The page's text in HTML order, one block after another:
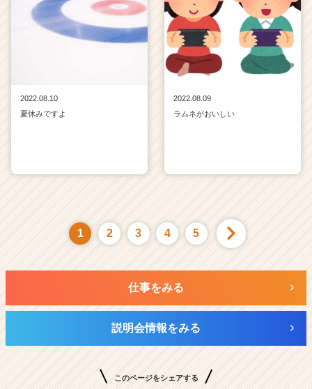
2022.08.10
夏休みですよ
2022.08.09
ラムネがおいしい
1 2 3 4 5
仕事をみる
説明会情報をみる
このページをシェアする